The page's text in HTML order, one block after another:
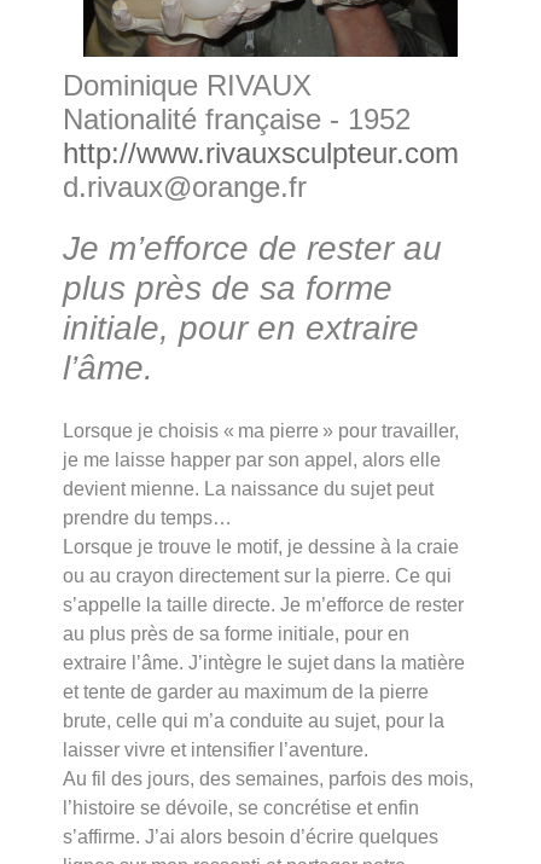
Dominique RIVAUX
Nationalité française - 1952
http://www.rivauxsculpteur.com
d.rivaux@orange.fr
Je m’efforce de rester au
plus près de sa forme
initiale, pour en extraire
l’âme.
Lorsque je choisis « ma pierre » pour travailler,
je me laisse happer par son appel, alors elle
devient mienne. La naissance du sujet peut
prendre du temps…
Lorsque je trouve le motif, je dessine à la craie
ou au crayon directement sur la pierre. Ce qui
s’appelle la taille directe. Je m’efforce de rester
au plus près de sa forme initiale, pour en
extraire l’âme. J’intègre le sujet dans la matière
et tente de garder au maximum de la pierre
brute, celle qui m’a conduite au sujet, pour la
laisser vivre et intensifier l’aventure.
Au fil des jours, des semaines, parfois des mois,
l’histoire se dévoile, se concrétise et enfin
s’affirme. J’ai alors besoin d’écrire quelques